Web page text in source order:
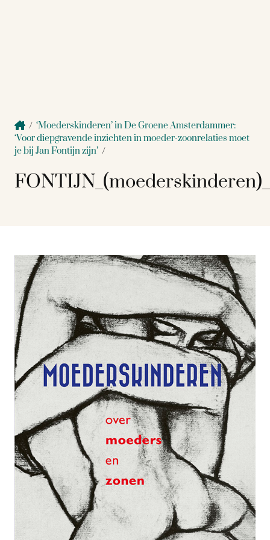
/ ‘Moederskinderen’ in De Groene Amsterdammer:
‘Voor diepgravende inzichten in moeder-zoonrelaties moet
je bij Jan Fontijn zijn’ /